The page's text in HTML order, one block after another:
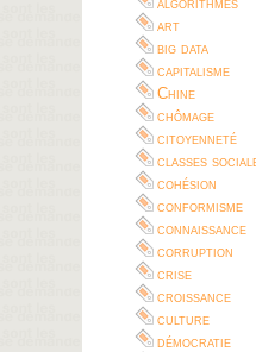
art
big data
capitalisme
Chine
chômage
citoyenneté
classes
cohésion
conformisme
connaissance
corruption
crise
croissance
culture
démocratie